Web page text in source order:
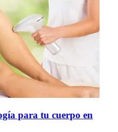
para tu cuerpo en